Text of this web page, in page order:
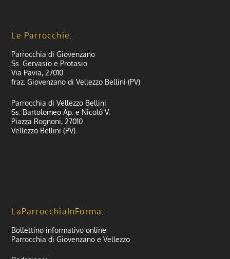
Le Parrocchie:
Parrocchia di Giovenzano
Ss. Gervasio e Protasio
Via Pavia, 27010
fraz. Giovenzano di Vellezzo Bellini (PV)
Parrocchia di Vellezzo Bellini
Ss. Bartolomeo Ap. e Nicolò V.
Piazza Rognoni, 27010
Vellezzo Bellini (PV)
LaParrocchiaInForma:
Bollettino informativo online
Parrocchia di Giovenzano e Vellezzo